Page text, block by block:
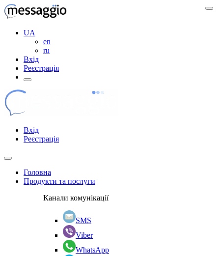
UA
en
ru
Вхід
Реєстрація
Вхід
Реєстрація
Головна
Продукти та послуги
Канали комунікації
SMS
Viber
WhatsApp